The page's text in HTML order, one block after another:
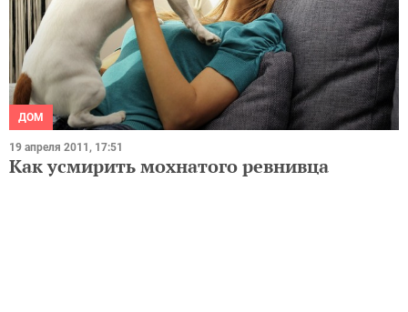
ДОМ
19 апреля 2011, 17:51
Как усмирить мохнатого ревнивца